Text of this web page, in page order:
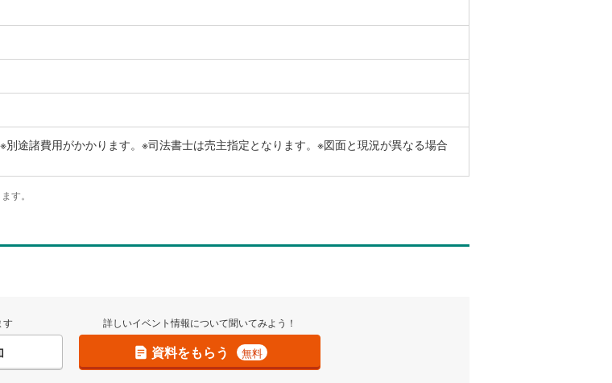
途諸費用がかかります。※司法書士は売主指定となります。※図面と現況が異なる場合
す。
す 詳しいイベント情報について聞いてみよう！
資料をもらう 無料